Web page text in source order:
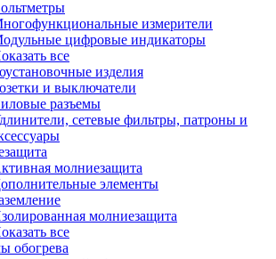
измерители
цифровые индикаторы
все
изделия
и выключатели
разъемы
сетевые фильтры, патроны и
молниезащита
элементы
молниезащита
все
обогрева